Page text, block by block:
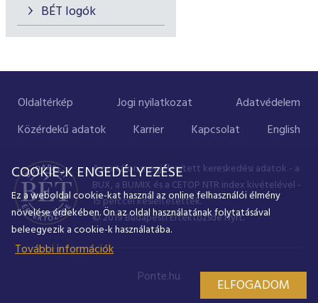
BÉT logók
Oldaltérkép Jogi nyilatkozat
Adatvédelem
Közérdekű adatok
Karrier Kapcsolat English
A portálon megjelenített kereskedési adatok - a
BUX, a BUMIX és a CETOP NTR index kivételével -
15 perccel késleltetettek.
© 2019 Budapesti Értéktőzsde Nyrt.
Ponte.hu
COOKIE-K ENGEDÉLYEZÉSE
Ez a weboldal cookie-kat használ az online felhasználói élmény
növelése érdekében. Ön az oldal használatának folytatásával
beleegyezik a cookie-k használatába.
További információk
ELFOGADOM